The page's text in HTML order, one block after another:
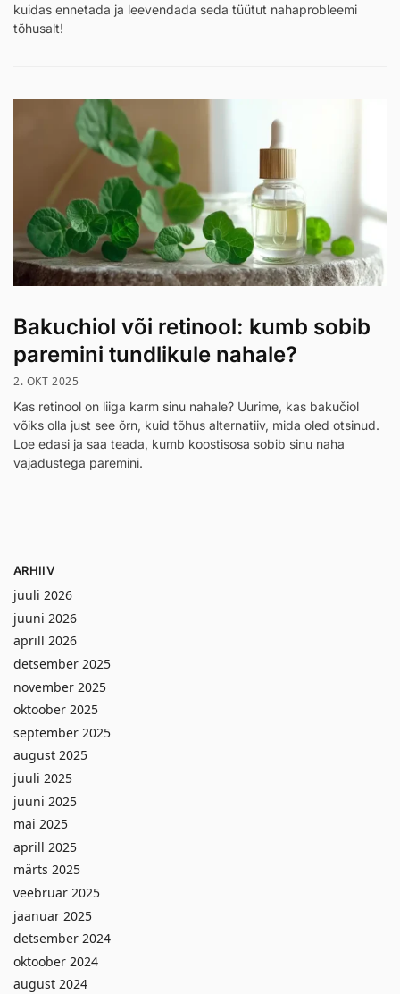
kuidas ennetada ja leevendada seda tüütut nahaprobleemi
tõhusalt!
Bakuchiol või retinool: kumb sobib
paremini tundlikule nahale?
2. OKT 2025
Kas retinool on liiga karm sinu nahale? Uurime, kas bakučiol
võiks olla just see õrn, kuid tõhus alternatiiv, mida oled otsinud.
Loe edasi ja saa teada, kumb koostisosa sobib sinu naha
vajadustega paremini.
ARHIIV
juuli 2026
juuni 2026
aprill 2026
detsember 2025
november 2025
oktoober 2025
september 2025
august 2025
juuli 2025
juuni 2025
mai 2025
aprill 2025
märts 2025
veebruar 2025
jaanuar 2025
detsember 2024
oktoober 2024
august 2024